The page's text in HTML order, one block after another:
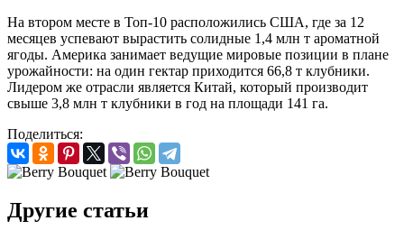
На втором месте в Топ-10 расположились США, где за 12
месяцев успевают вырастить солидные 1,4 млн т ароматной
ягоды. Америка занимает ведущие мировые позиции в плане
урожайности: на один гектар приходится 66,8 т клубники.
Лидером же отрасли является Китай, который производит
свыше 3,8 млн т клубники в год на площади 141 га.
Поделиться:
Другие статьи